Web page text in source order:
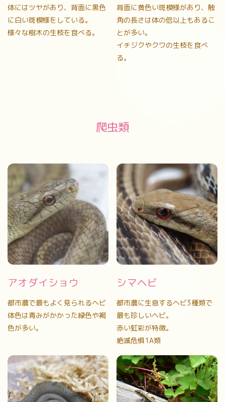
体にはツヤがあり、背面に黒色
に白い斑模様をしている。
様々な樹木の生枝を食べる。
背面に黄色い斑模様があり、触
角の長さは体の倍以上もあるこ
とが多い。
イチジクやクワの生枝を食べ
る。
爬虫類
アオダイショウ
都市農で最もよく見られるヘビ
体色は青みがかかった緑色や褐
色が多い。
シマヘビ
都市農に生息するヘビ3種類で
最も珍しいヘビ。
赤い虹彩が特徴。
絶滅危惧1A類